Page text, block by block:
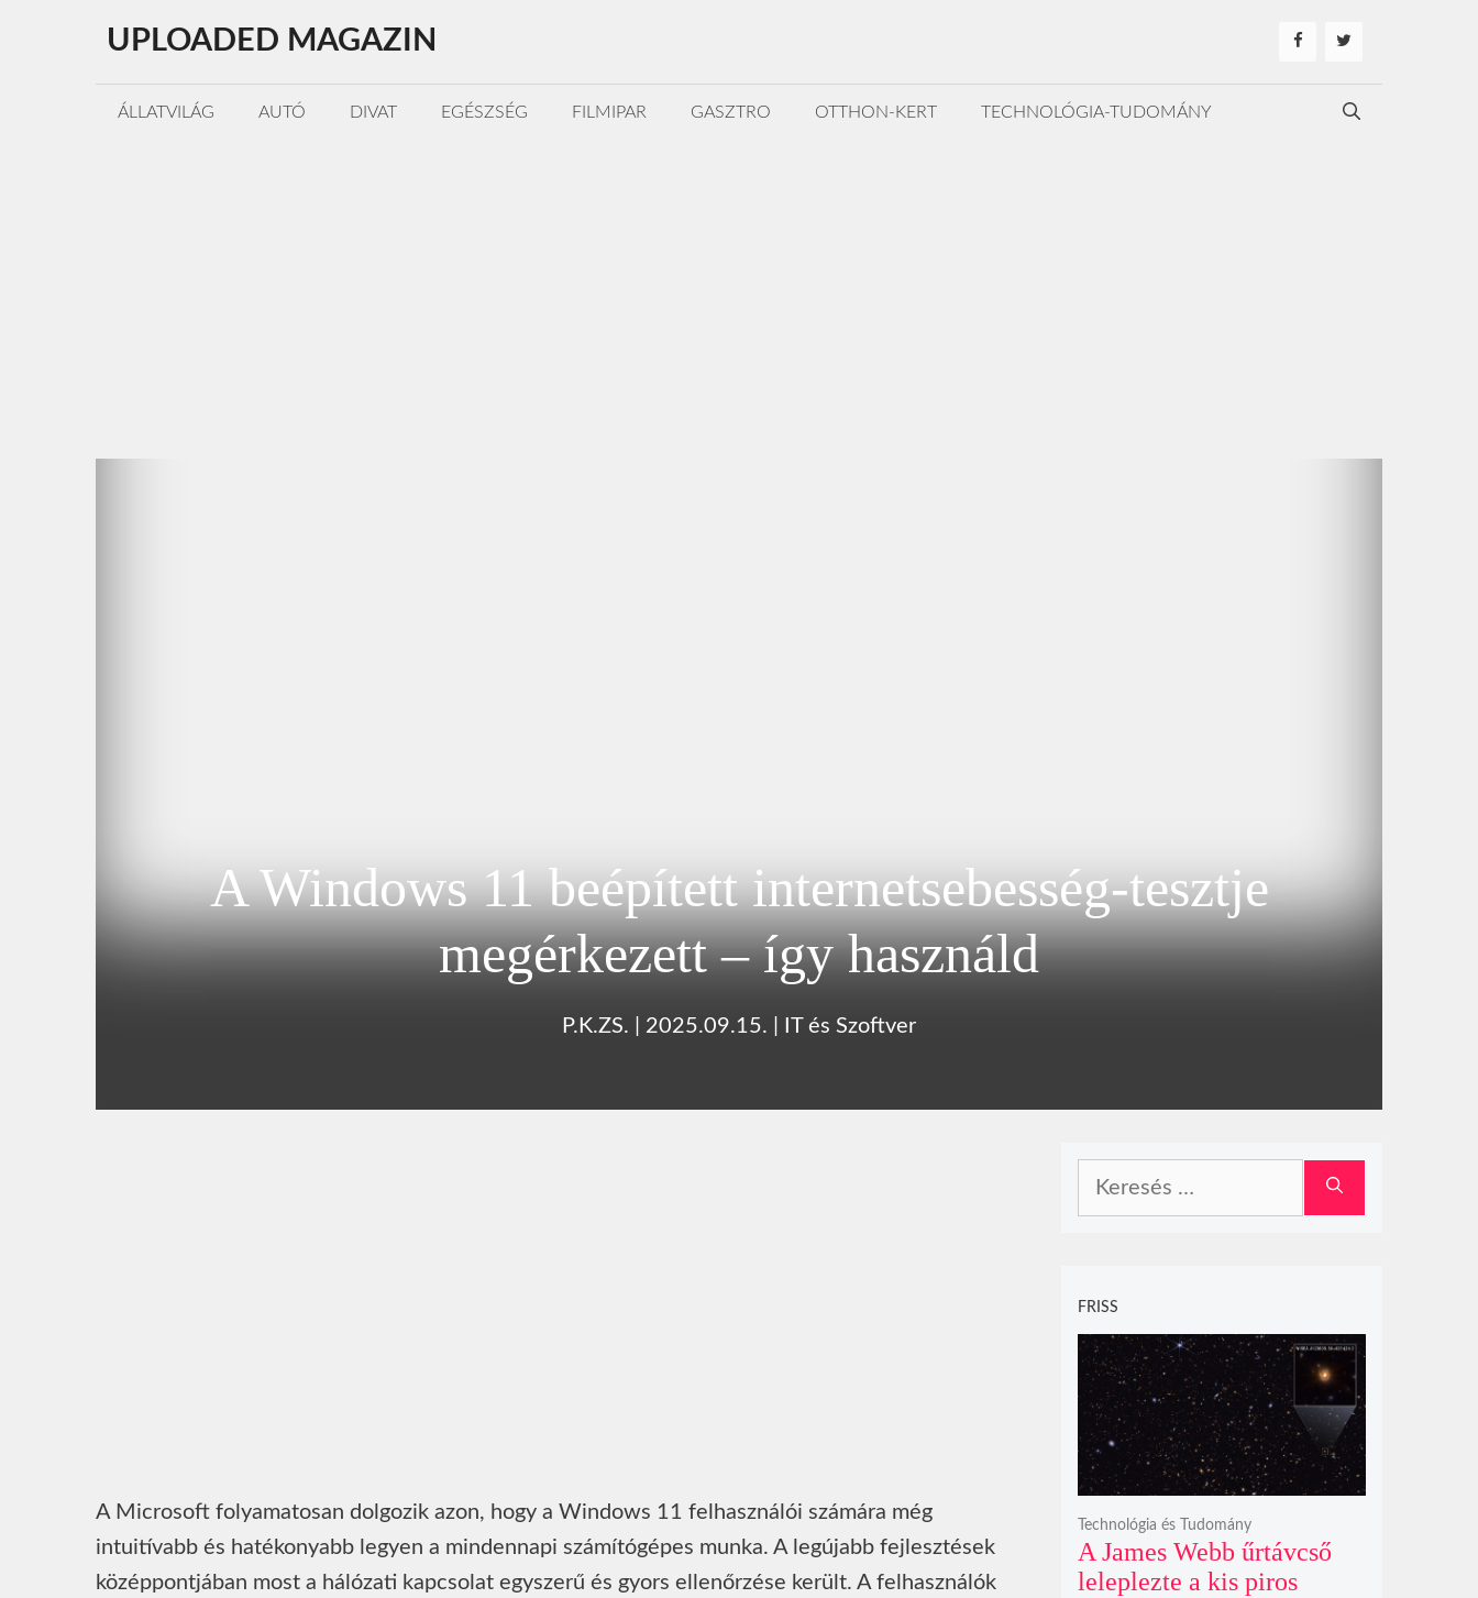
tartalomba
UPLOADED MAGAZIN
ÁLLATVILÁG AUTÓ DIVAT EGÉSZSÉG FILMIPAR GASZTRO OTTHON-KERT TECHNOLÓGIA-TUDOMÁNY
A Windows 11 beépített internetsebesség-tesztje
megérkezett – így használd
P.K.ZS. 2025.09.15. IT és Szoftver
A Microsoft folyamatosan dolgozik azon, hogy a Windows 11 felhasználói számára még
intuitívabb és hatékonyabb legyen a mindennapi számítógépes munka. A legújabb fejlesztések
középpontjában most a hálózati kapcsolat egyszerű és gyors ellenőrzése került. A felhasználók
FRISS
A James Webb űrtávcső
leleplezte a kis piros
Technológia és Tudomány